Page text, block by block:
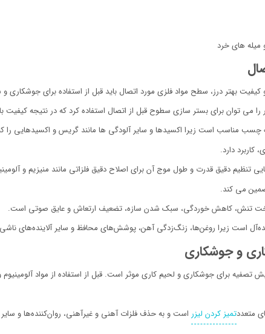
میله های خرد
بهتر درز، سطح مواد فلزی مورد اتصال باید قبل از استفاده براي
را می توان برای بستر سازی سطوح قبل از اتصال استفاده کرد که در نتیجه کیفیت
چسب مناسب است زیرا اکسیدها و سایر آلودگی ها مانند گریس و اکسیدهایی
دارد.
تنظیم دقیق قدرت و طول موج آن برای اصلاح دقیق فلزاتی مانند منیزیم و
می کند.
تنش، کاهش خوردگی، سبک شدن سازه، تضعیف ارتعاش و عایق صوتی است.
است زیرا روغن‌ها، زنگ‌زدگی آهن، پوشش‌های محافظ و سایر آلاینده‌های
و جوشکاری
تصفیه برای جوشکاری و لحیم کاری موثر است. قبل از استفاده از مواد
متعددتمیز کردن لیزر است و به حذف فلزات آهنی و غیرآهنی، روان‌کننده‌ها و